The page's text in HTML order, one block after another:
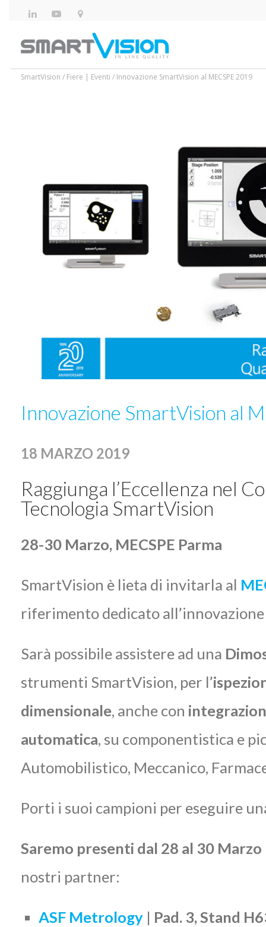
SmartVision / Fiere | Eventi / Innovazione SmartVision al MECSPE 2019
Innovazione SmartVision al
18 MARZO 2019
Raggiunga l’Eccellenza nel
Tecnologia SmartVision
28-30 Marzo, MECSPE Parma
SmartVision è lieta di invitarla al
riferimento dedicato all’innovazione
Sarà possibile assistere ad una
strumenti SmartVision, per l’
dimensionale, anche con
automatica, su componentistica e
Automobilistico, Meccanico,
Porti i suoi campioni per eseguire
Saremo presenti dal 28 al 30 Marzo
nostri partner:
ASF Metrology | Pad. 3, Stand